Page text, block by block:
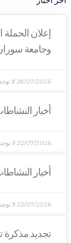
إعلان
وجامعة
28/07/2026 لا
أخبار
22/07/2026 لا
أخبار
22/07/2026 لا
تجديد مذكرة